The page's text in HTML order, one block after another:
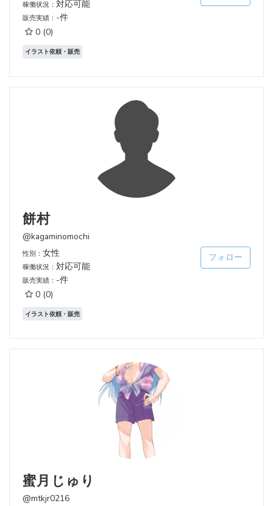
稼働状況： 対応可能
販売実績： -件
0 (0)
イラスト依頼・販売
餅村
@kagaminomochi
性別： 女性
稼働状況： 対応可能
販売実績： -件
0 (0)
フォロー
イラスト依頼・販売
蜜月じゅり
@mtkjr0216